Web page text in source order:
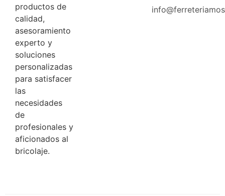
productos de
calidad,
asesoramiento
experto y
soluciones
personalizadas
para satisfacer
las
necesidades
de
profesionales y
aficionados al
bricolaje.